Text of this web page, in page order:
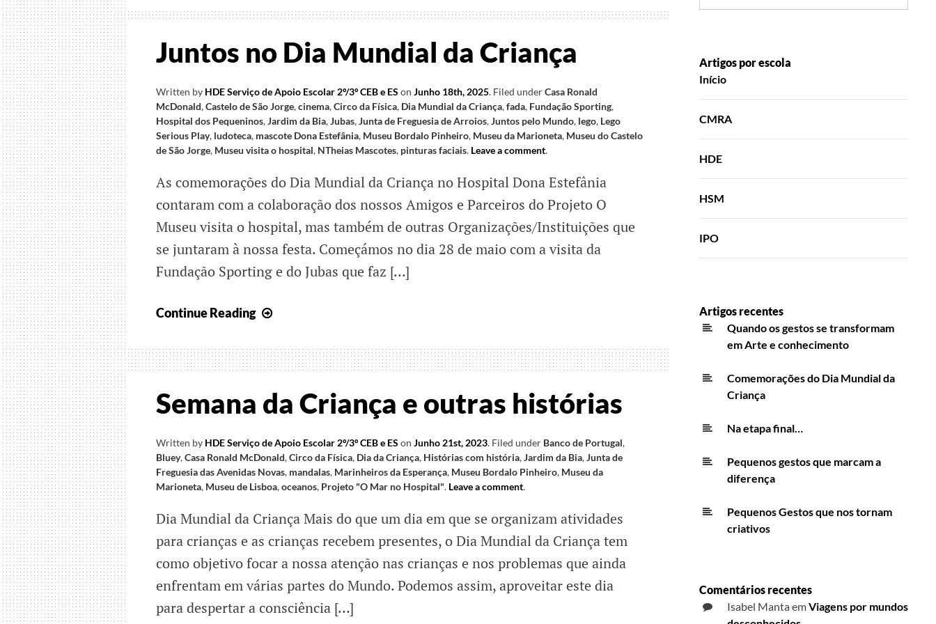
Juntos no Dia Mundial da Criança
Written by HDE Serviço de Apoio Escolar 2º/3º CEB e ES on Junho 18th, 2025. Filed underCasa Ronald
McDonald,Castelo de São Jorge,cinema,Circo da Física, Dia Mundial da Criança,fada, Fundação Sporting,
Hospital dos Pequeninos,Jardim da Bia,Jubas,Junta de Freguesia de Arroios,Juntos pelo Mundo, lego, Lego
Serious Play, ludoteca, mascote Dona Estefânia, Museu Bordalo Pinheiro, Museu da Marioneta, Museu do Castelo
de São Jorge, Museu visita o hospital, NTheias Mascotes, pinturas faciais. Leave a comment.
As comemorações do Dia Mundial da Criança no Hospital Dona Estefânia
contaram com a colaboração dos nossos Amigos e Parceiros do Projeto O
Museu visita o hospital, mas também de outras Organizações/Instituições que
se juntaram à nossa festa. Começámos no dia 28 de maio com a visita da
Fundação Sporting e do Jubas que faz […]
Continue Reading
Dia
Mundial
Criança
Semana da Criança e outras histórias
Written by HDE Serviço de Apoio Escolar 2º/3º CEB e ES on Junho 21st, 2023. Filed under Banco de Portugal,
Bluey,Casa Ronald McDonald,Circo da Física, Dia da Criança, Histórias com história,Jardim da Bia,Junta de
Freguesia das Avenidas Novas, mandalas, Marinheiros da Esperança, Museu Bordalo Pinheiro, Museu da
Marioneta, Museu de Lisboa,oceanos, Projeto "O Mar no Hospital". Leave a comment.
Dia Mundial da Criança Mais do que um dia em que se organizam atividades
para crianças e as crianças recebem presentes, o Dia Mundial da Criança tem
como objetivo focar a nossa atenção nas crianças e nos problemas que ainda
enfrentam em várias partes do Mundo. Podemos assim, aproveitar este dia
para despertar a consciência […]
Artigos por escola
Início
CMRA
HDE
HSM
IPO
Artigos recentes
Quando os gestos se transformam
em Arte e conhecimento
Comemorações do Dia Mundial da
Criança
Na etapa final…
Pequenos gestos que marcam a
diferença
Pequenos Gestos que nos tornam
criativos
Comentários recentes
Isabel MantaemViagens por mundos